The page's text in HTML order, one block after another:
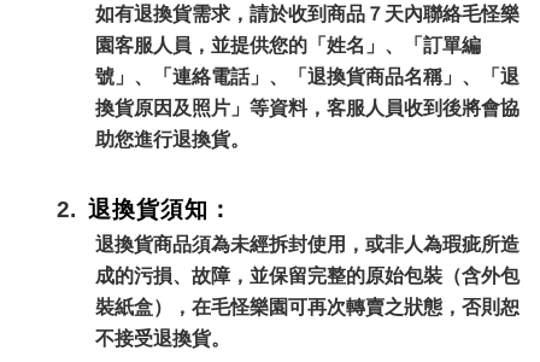
如有退換貨需求，請於收到商品７天內聯絡毛怪樂
園客服人員，並提供您的「姓名」、「訂單編
號」、「連絡電話」、「退換貨商品名稱」、「退
換貨原因及照片」等資料，客服人員收到後將會協
助您進行退換貨。
2. 退換貨須知：
退換貨商品須為未經拆封使用，或非人為瑕疵所造
成的污損、故障，並保留完整的原始包裝（含外包
裝紙盒），在毛怪樂園可再次轉賣之狀態，否則恕
不接受退換貨。